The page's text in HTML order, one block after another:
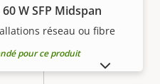
1920x1080
50/60
60 W SFP Midspan
réseau ou fibre
pour ce produit